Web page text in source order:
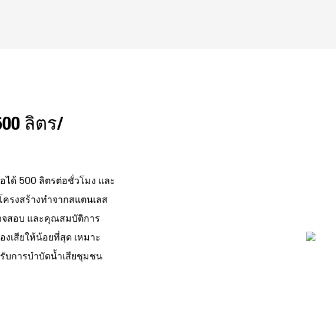
ลิตร/
ได้ 500 ลิตรต่อชั่วโมง และ
รงสร้างทำจากสแตนเลส
จสอบ และคุณสมบัติการ
เสียให้น้อยที่สุด เหมาะ
บการบำบัดน้ำเสียชุมชน